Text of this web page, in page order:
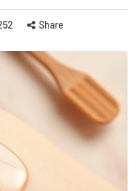
Share